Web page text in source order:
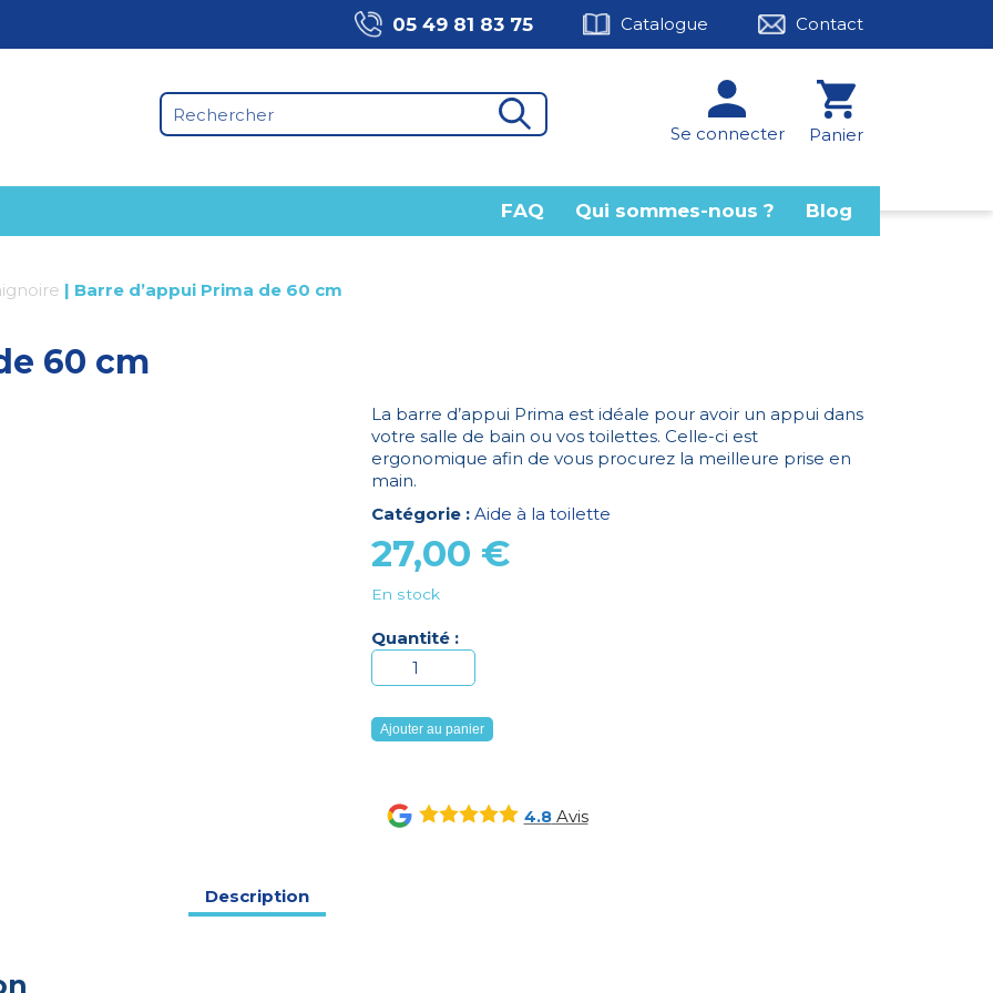
05 49 81 83 75 Catalogue Contact
Se connecter Panier
FAQ Qui sommes-nous ? Blog
| Barre d’appui Prima de 60 cm
60 cm
La barre d’appui Prima est idéale pour avoir un appui dans
votre salle de bain ou vos toilettes. Celle-ci est
ergonomique afin de vous procurez la meilleure prise en
main.
Catégorie : Aide à la toilette
27,00 €
En stock
Quantité :
quantité
de
Barre
d'appui
de
60
Ajouter au panier
4.8Avis
Description